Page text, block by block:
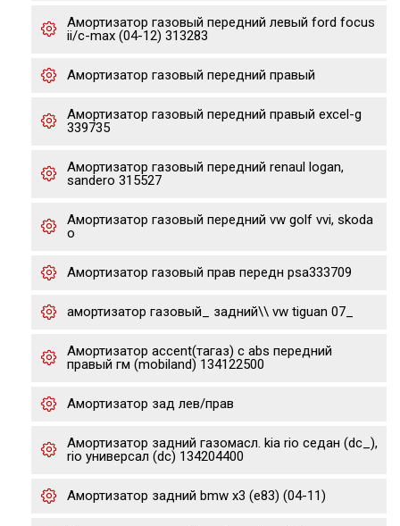
Амортизатор газовый передний левый ford focus
ii/c-max (04-12) 313283
Амортизатор газовый передний правый
Амортизатор газовый передний правый excel-g
339735
Амортизатор газовый передний renaul logan,
sandero 315527
Амортизатор газовый передний vw golf vvi, skoda
o
Амортизатор газовый прав передн psa333709
амортизатор газовый_ задний\\ vw tiguan 07_
Амортизатор accent(тагаз) с abs передний
правый гм (mobiland) 134122500
Амортизатор зад лев/прав
Амортизатор задний газомасл. kia rio седан (dc_),
rio универсал (dc) 134204400
Амортизатор задний bmw x3 (e83) (04-11)